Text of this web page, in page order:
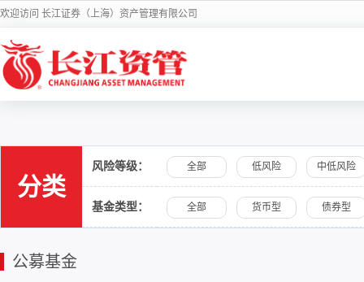
欢迎访问 长江证券（上海）资产管理有限公司
分类
风险等级： 全部 低风险 中低风险
基金类型： 全部 货币型 债券型
公募基金